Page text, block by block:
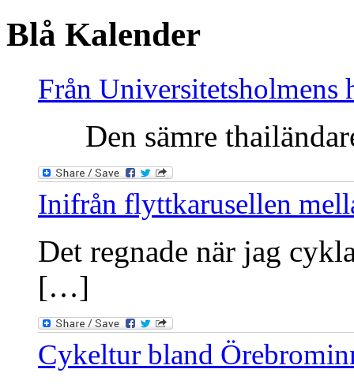
Blå Kalender
Från Universitetsholmens
Den sämre
Inifrån flyttkarusellen
Det regnade när jag
[…]
Cykeltur bland